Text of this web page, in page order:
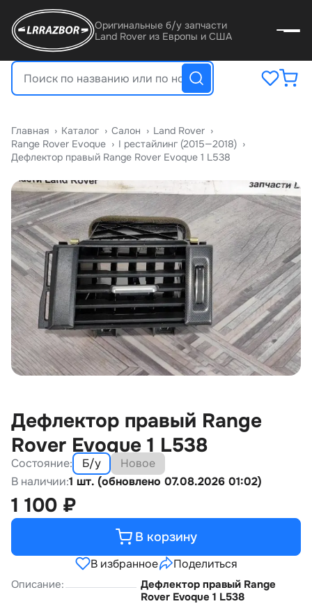
Оригинальные б/у запчасти
Land Rover из Европы и США
Главная › Катало › Салон › Land Rover ›
Range Rover Evoque › I рестайлинг (2015—2018) ›
Дефлектор правый Range Rover Evoque 1 L538
Дефлектор правый Range
Rover Evoque 1 L538
Состояние: Б/у
Новое
В наличии:1 шт. (обновлено 07.08.2026 01:02)
1 100 ₽
В корзину
В избранное Поделиться
Описание:
Дефлектор правый Range
Rover Evoque 1 L538